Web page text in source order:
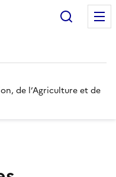
de l’Agriculture et de